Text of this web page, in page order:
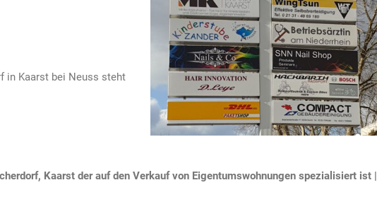
in Kaarst bei Neuss steht
Kaarst der auf den Verkauf von Eigentumswohnungen spezialisiert ist |